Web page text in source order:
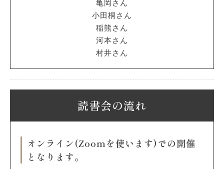
亀岡さん
小田桐さん
稲熊さん
河本さん
村井さん
読書会の流れ
オンライン(Zoomを使います)での開催
となります。